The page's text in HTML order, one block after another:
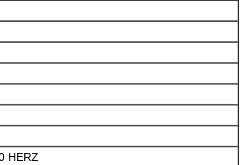
Laat een bericht achter
We bellen je snel terug!
HERZ